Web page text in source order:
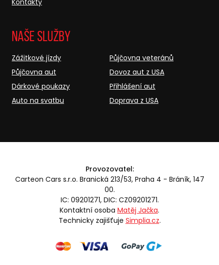
Naše služby
Zážitkové jízdy
Půjčovna aut
Dárkové poukazy
Auto na svatbu
Půjčovna veteránů
Dovoz aut z USA
Přihlášení aut
Doprava z USA
Provozovatel:
Carteon Cars s.r.o. Branická 213/53, Praha 4 - Bráník, 147
00.
IC: 09201271, DIC: CZ09201271.
Kontaktní osoba Matěj Jačka.
Technicky zajišťuje Simplia.cz.